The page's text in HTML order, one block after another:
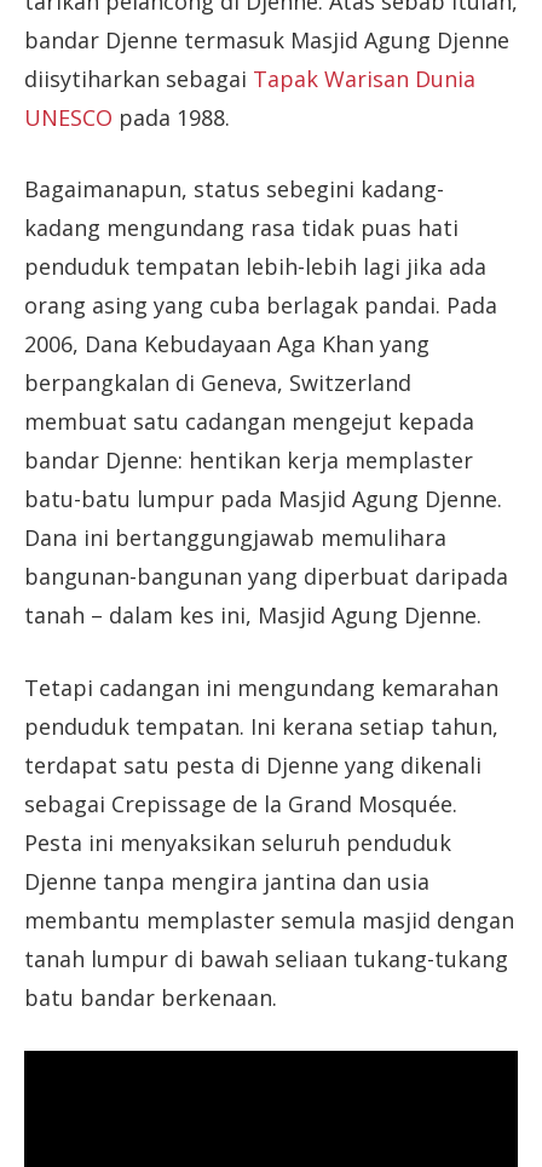
bandar Djenne termasuk Masjid Agung Djenne
diisytiharkan sebagai Tapak Warisan Dunia
UNESCO pada 1988.
Bagaimanapun, status sebegini kadang-
kadang mengundang rasa tidak puas hati
penduduk tempatan lebih-lebih lagi jika ada
orang asing yang cuba berlagak pandai. Pada
2006, Dana Kebudayaan Aga Khan yang
berpangkalan di Geneva, Switzerland
membuat satu cadangan mengejut kepada
bandar Djenne: hentikan kerja memplaster
batu-batu lumpur pada Masjid Agung Djenne.
Dana ini bertanggungjawab memulihara
bangunan-bangunan yang diperbuat daripada
tanah – dalam kes ini, Masjid Agung Djenne.
Tetapi cadangan ini mengundang kemarahan
penduduk tempatan. Ini kerana setiap tahun,
terdapat satu pesta di Djenne yang dikenali
sebagai Crepissage de la Grand Mosquée.
Pesta ini menyaksikan seluruh penduduk
Djenne tanpa mengira jantina dan usia
membantu memplaster semula masjid dengan
tanah lumpur di bawah seliaan tukang-tukang
batu bandar berkenaan.